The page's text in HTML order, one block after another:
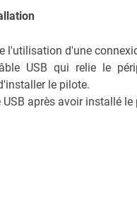
l'utilisation d'une
USB qui relie le
le pilote.
USB après avoir installé le